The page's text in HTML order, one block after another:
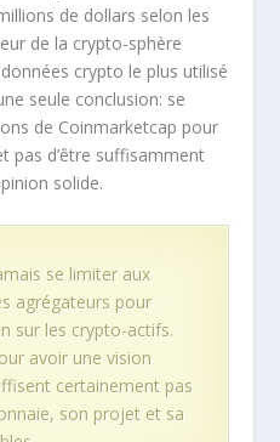
de dollars selon les
de la crypto-sphère
crypto le plus utilisé
seule conclusion: se
de Coinmarketcap pour
pas d’être suffisamment
solide.
se limiter aux
agrégateurs pour
sur les crypto-actifs.
avoir une vision
certainement pas
son projet et sa